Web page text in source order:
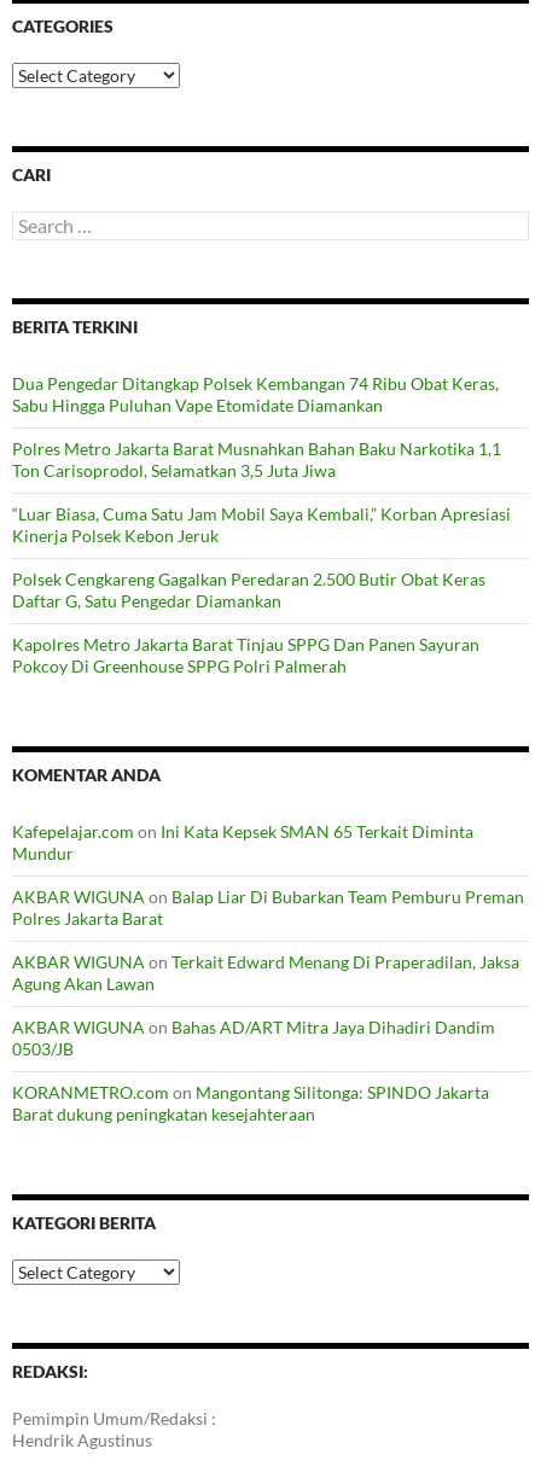
CATEGORIES
Categories
CARI
Search
for:
BERITA TERKINI
Dua Pengedar Ditangkap Polsek Kembangan 74 Ribu Obat Keras,
Sabu Hingga Puluhan Vape Etomidate Diamankan
Polres Metro Jakarta Barat Musnahkan Bahan Baku Narkotika 1,1
Ton Carisoprodol, Selamatkan 3,5 Juta Jiwa
“Luar Biasa, Cuma Satu Jam Mobil Saya Kembali,” Korban Apresiasi
Kinerja Polsek Kebon Jeruk
Polsek Cengkareng Gagalkan Peredaran 2.500 Butir Obat Keras
Daftar G, Satu Pengedar Diamankan
Kapolres Metro Jakarta Barat Tinjau SPPG Dan Panen Sayuran
Pokcoy Di Greenhouse SPPG Polri Palmerah
KOMENTAR ANDA
Kafepelajar.com on Ini Kata Kepsek SMAN 65 Terkait Diminta
Mundur
AKBAR WIGUNA on Balap Liar Di Bubarkan Team Pemburu Preman
Polres Jakarta Barat
AKBAR WIGUNA on Terkait Edward Menang Di Praperadilan, Jaksa
Agung Akan Lawan
AKBAR WIGUNA on Bahas AD/ART Mitra Jaya Dihadiri Dandim
0503/JB
KORANMETRO.com on Mangontang Silitonga: SPINDO Jakarta
Barat dukung peningkatan kesejahteraan
KATEGORI BERITA
Kategori
Berita
REDAKSI:
Pemimpin Umum/Redaksi :
Hendrik Agustinus